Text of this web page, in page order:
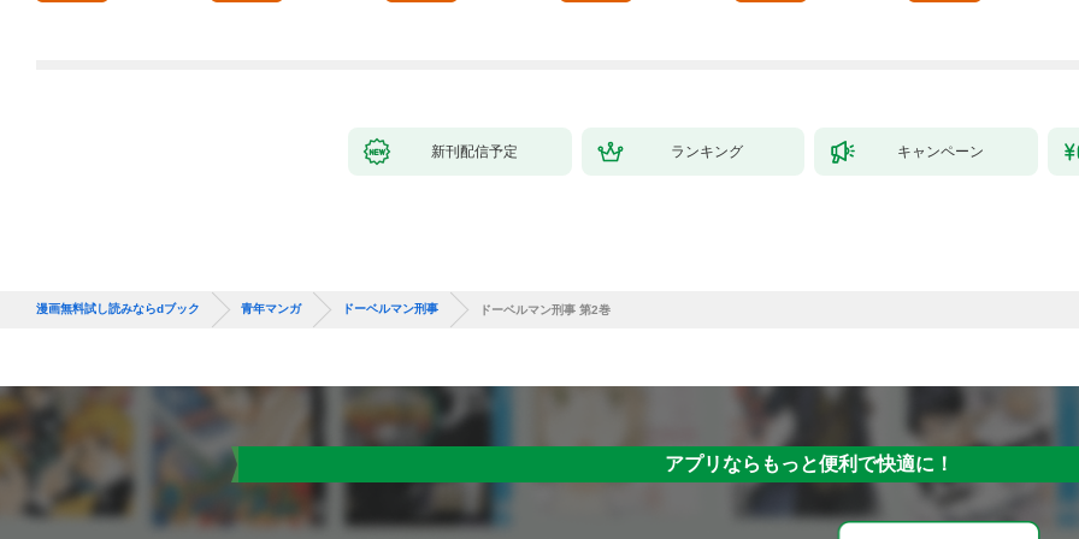
新刊配信予定 ランキング キャンペーン
漫画無料試し読みならdブック 青年マンガ ドーベルマン刑事 ドーベルマン刑事 第2巻
アプリならもっと便利で快適に！